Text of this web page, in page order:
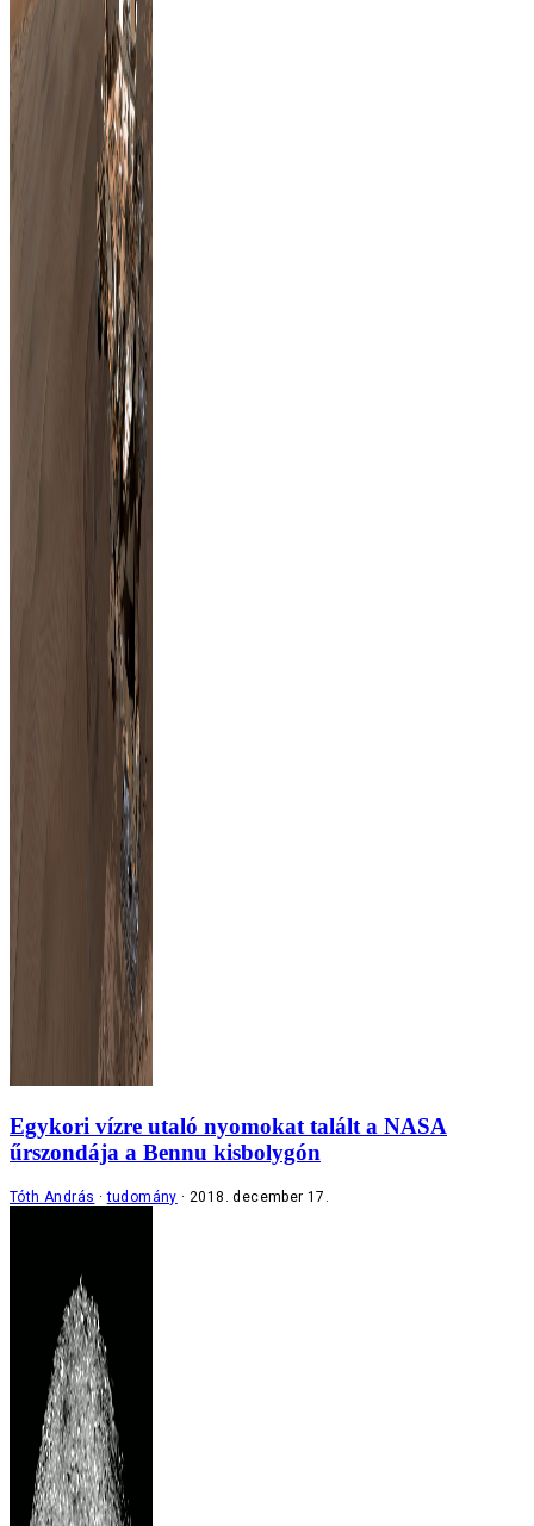
Egykori vízre utaló nyomokat talált a NASA
űrszondája a Bennu kisbolygón
Tóth András tudomány 2018. december 17.